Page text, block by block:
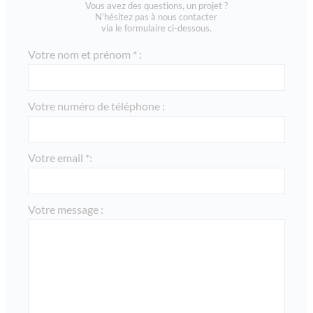
residence lozari, vvf belambra, en corse : lmp / lmnp
via rebatel - lyon monplaisir
les printanieres - lyon
Vous avez des questions, un projet ?
N’hésitez pas à nous contacter
via le formulaire ci-dessous.
Votre nom et prénom * :
Votre numéro de téléphone :
Votre email *:
Votre message :